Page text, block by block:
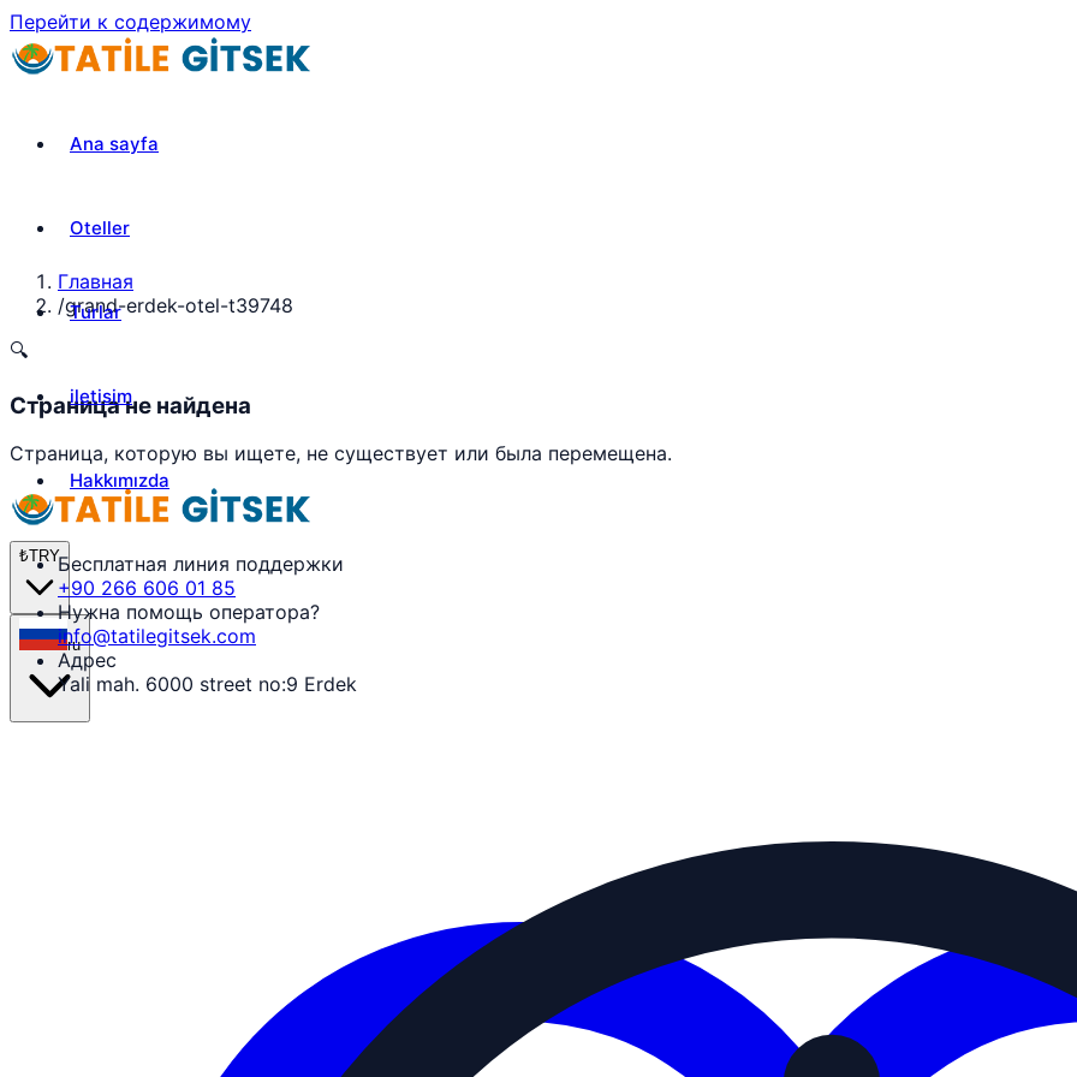
Перейти к содержимому
Ana sayfa
Oteller
Turlar
iletisim
Hakkımızda
₺TRY
ru
Главная
/grand-erdek-otel-t39748
🔍
Страница не найдена
Страница, которую вы ищете, не существует или была перемещена.
Бесплатная линия поддержки
+90 266 606 01 85
Нужна помощь оператора?
info@tatilegitsek.com
Адрес
Yali mah. 6000 street no:9 Erdek